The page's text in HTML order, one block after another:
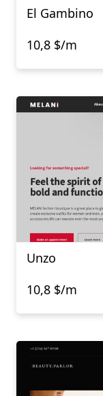
El Gambino
10,8 $/m
Unzo
10,8 $/m